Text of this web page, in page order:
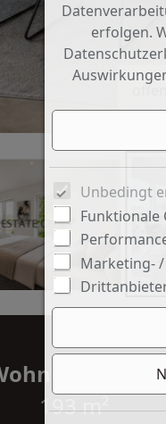
ca.:
193 m²
erfolgen.
Unbedingt
Funktionale
Marketing-